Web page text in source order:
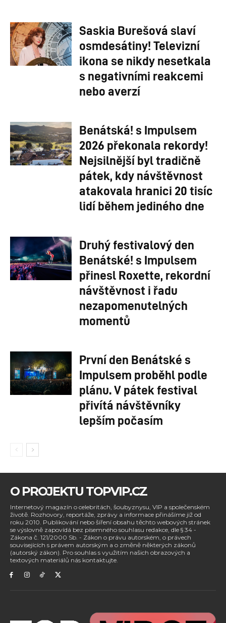
Saskia Burešová slaví
osmdesátiny! Televizní
ikona se nikdy nesetkala
s negativními reakcemi
nebo averzí
Benátská! s Impulsem
2026 překonala rekordy!
Nejsilnější byl tradičně
pátek, kdy návštěvnost
atakovala hranici 20 tisíc
lidí během jediného dne
Druhý festivalový den
Benátské! s Impulsem
přinesl Roxette, rekordní
návštěvnost i řadu
nezapomenutelných
momentů
První den Benátské s
Impulsem proběhl podle
plánu. V pátek festival
přivítá návštěvníky
lepším počasím
O PROJEKTU TOPVIP.CZ
Internetový magazín o celebritách, šoubyznysu, VIP a společenském
životě. Rozhovory, reportáže, zprávy a informace přinášíme již od
roku 2010. Publikování nebo šíření obsahu těchto webových stránek
se výslovně zapovídá bez písemného souhlasu redakce, dle § 34 -
Zákona č. 121/2000 Sb. - Zákon o právu autorském, o právech
souvisejících s právem autorským a o změně některých zákonů
(autorský zákon). Pro souhlas s využitím našich obrazových a
textových materiálů nás kontaktujte.